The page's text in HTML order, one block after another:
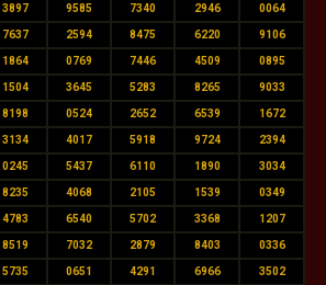
3897 9585 7340 2946 0064
7637 2594 8475 6220 9106
1864 0769 7446 4509 0895
1504 3645 5283 8265 9033
8198 0524 2652 6539 1672
3134 4017 5918 9724 2394
0245 5437 6110 1890 3034
8235 4068 2105 1539 0349
4783 6540 5702 3368 1207
8519 7032 2879 8403 0336
5735 0651 4291 6966 3502